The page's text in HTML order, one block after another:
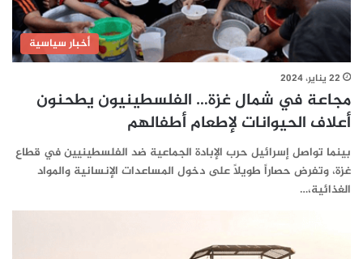
أخبار سياسية
22 يناير، 2024
مجاعة في شمال غزة… الفلسطينيون يطحنون
أعلاف الحيوانات لإطعام أطفالهم
بينما تواصل إسرائيل حرب الإبادة الجماعية ضد الفلسطينيين في قطاع
غزة، وتفرض حصاراً طويلاً على دخول المساعدات الإنسانية والمواد
الغذائية،…